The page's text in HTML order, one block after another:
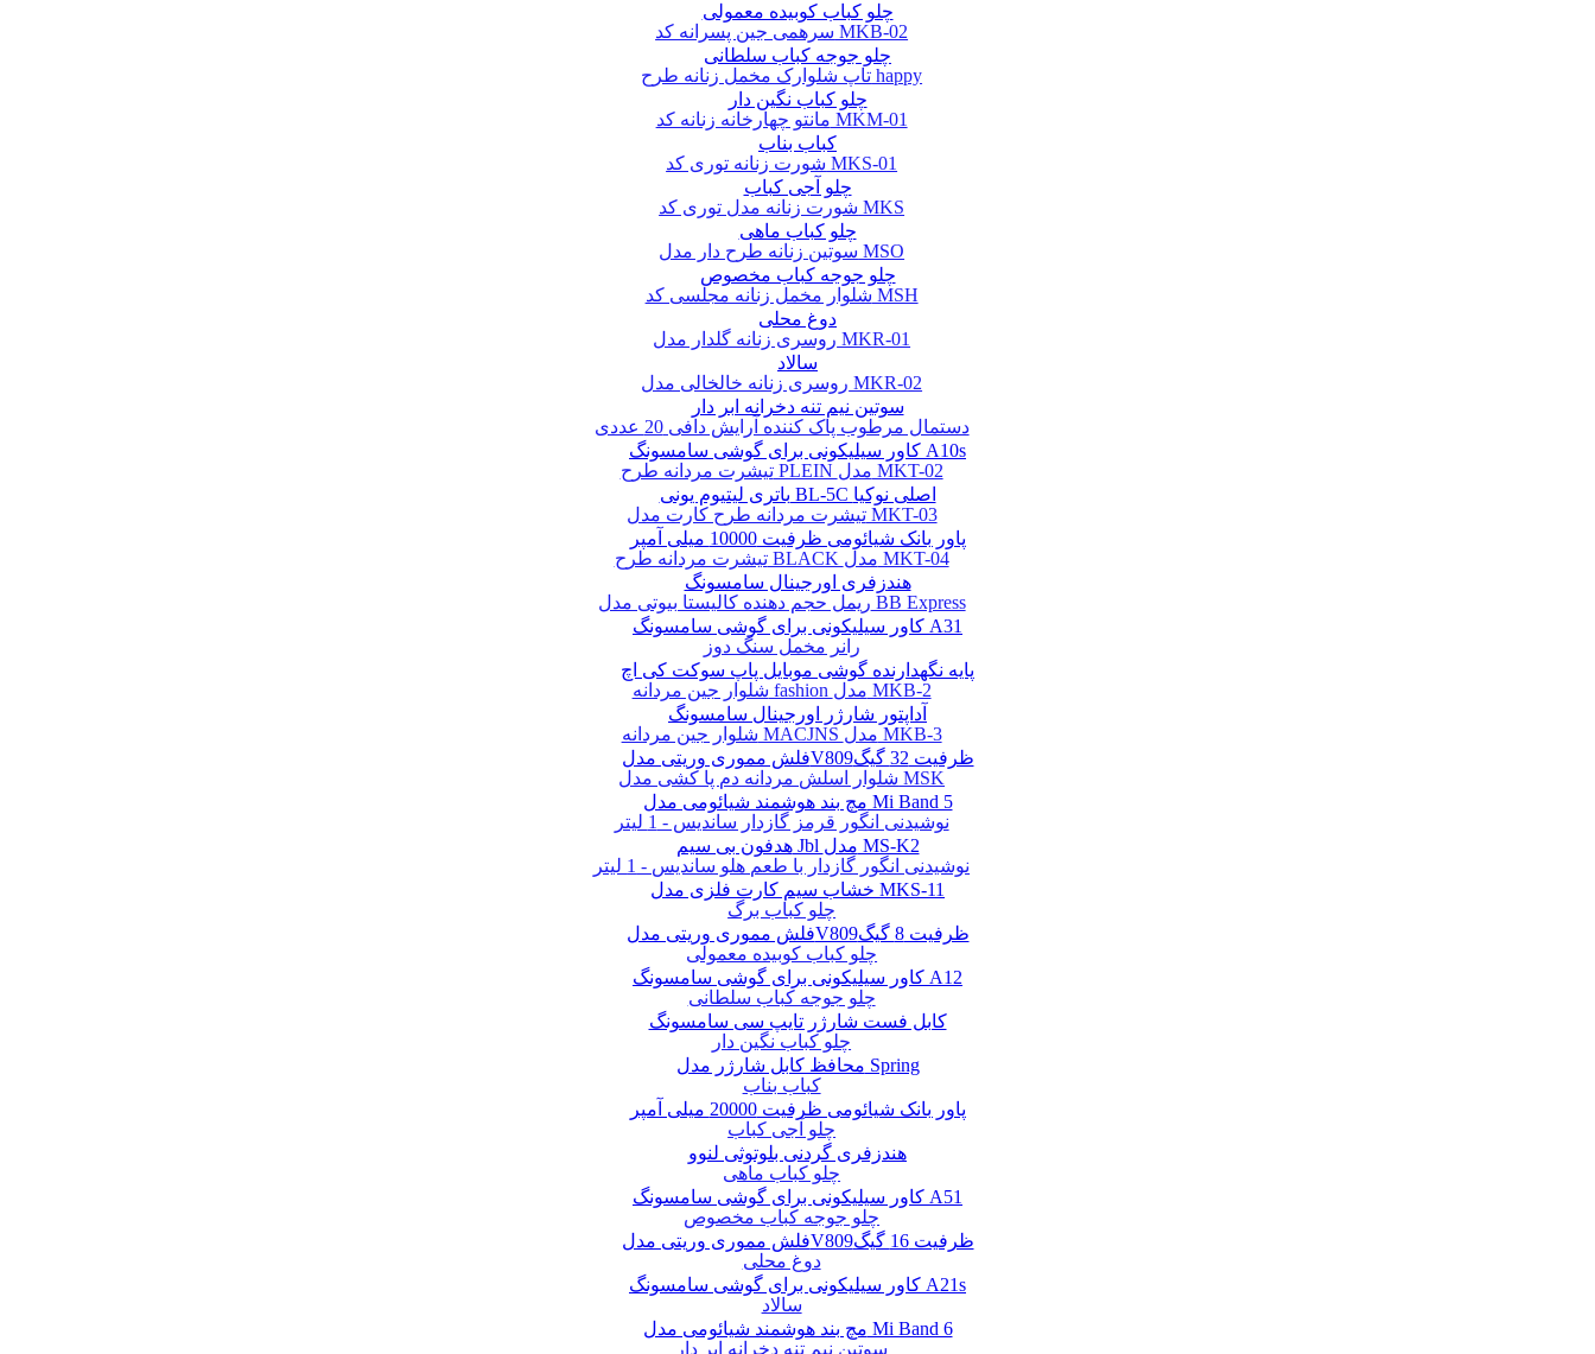
سرهمی جین پسرانه کد MKB-02
تاپ شلوارک مخمل زنانه طرح happy
مانتو چهارخانه زنانه کد MKM-01
شورت زنانه توری کد MKS-01
شورت زنانه مدل توری کد MKS
سوتین زنانه طرح دار مدل MSO
شلوار مخمل زنانه مجلسی کد MSH
روسری زنانه گلدار مدل MKR-01
روسری زنانه خالخالی مدل MKR-02
دستمال مرطوب پاک کننده آرایش دافی 20 عددی
تیشرت مردانه طرح PLEIN مدل MKT-02
تیشرت مردانه طرح کارت مدل MKT-03
تیشرت مردانه طرح BLACK مدل MKT-04
ریمل حجم دهنده کالیستا بیوتی مدل BB Express
رانر مخمل سنگ دوز
شلوار جین مردانه fashion مدل MKB-2
شلوار جین مردانه MACJNS مدل MKB-3
شلوار اسلش مردانه دم پا کشی مدل MSK
نوشیدنی انگور قرمز گازدار ساندیس - 1 لیتر
نوشیدنی انگور گازدار با طعم هلو ساندیس - 1 لیتر
چلو کباب برگ
چلو کباب کوبیده معمولی
چلو جوجه کباب سلطانی
چلو کباب نگین دار
کباب بناب
چلو آجی کباب
چلو کباب ماهی
چلو جوجه کباب مخصوص
دوغ محلی
سالاد
سوتین نیم تنه دخرانه ابر دار
چلو کباب کوبیده معمولی
چلو جوجه کباب سلطانی
چلو کباب نگین دار
کباب بناب
چلو آجی کباب
چلو کباب ماهی
چلو جوجه کباب مخصوص
دوغ محلی
سالاد
سوتین نیم تنه دخرانه ابر دار
کاور سیلیکونی برای گوشی سامسونگ A10s
باتری لیتیوم یونی BL-5C اصلی نوکیا
پاور بانک شیائومی ظرفیت 10000 میلی آمپر
هندزفری اورجینال سامسونگ
کاور سیلیکونی برای گوشی سامسونگ A31
پایه نگهدارنده گوشی موبایل پاپ سوکت کی اچ
آداپتور شارژر اورجینال سامسونگ
فلش مموری وریتی مدلV809ظرفیت 32 گیگ
مچ بند هوشمند شیائومی مدل Mi Band 5
هدفون بی سیم Jbl مدل MS-K2
خشاب سیم کارت فلزی مدل MKS-11
فلش مموری وریتی مدلV809ظرفیت 8 گیگ
کاور سیلیکونی برای گوشی سامسونگ A12
کابل فست شارژر تایپ سی سامسونگ
محافظ کابل شارژر مدل Spring
پاور بانک شیائومی ظرفیت 20000 میلی آمپر
هندزفری گردنی بلوتوثی لنوو
کاور سیلیکونی برای گوشی سامسونگ A51
فلش مموری وریتی مدلV809ظرفیت 16 گیگ
کاور سیلیکونی برای گوشی سامسونگ A21s
مچ بند هوشمند شیائومی مدل Mi Band 6